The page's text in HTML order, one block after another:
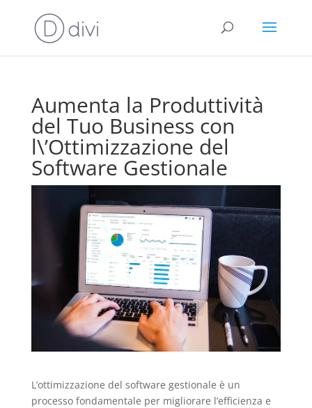
Aumenta la Produttività
del Tuo Business con
l\’Ottimizzazione del
Software Gestionale
L’ottimizzazione del software gestionale è un
processo fondamentale per migliorare l’efficienza e